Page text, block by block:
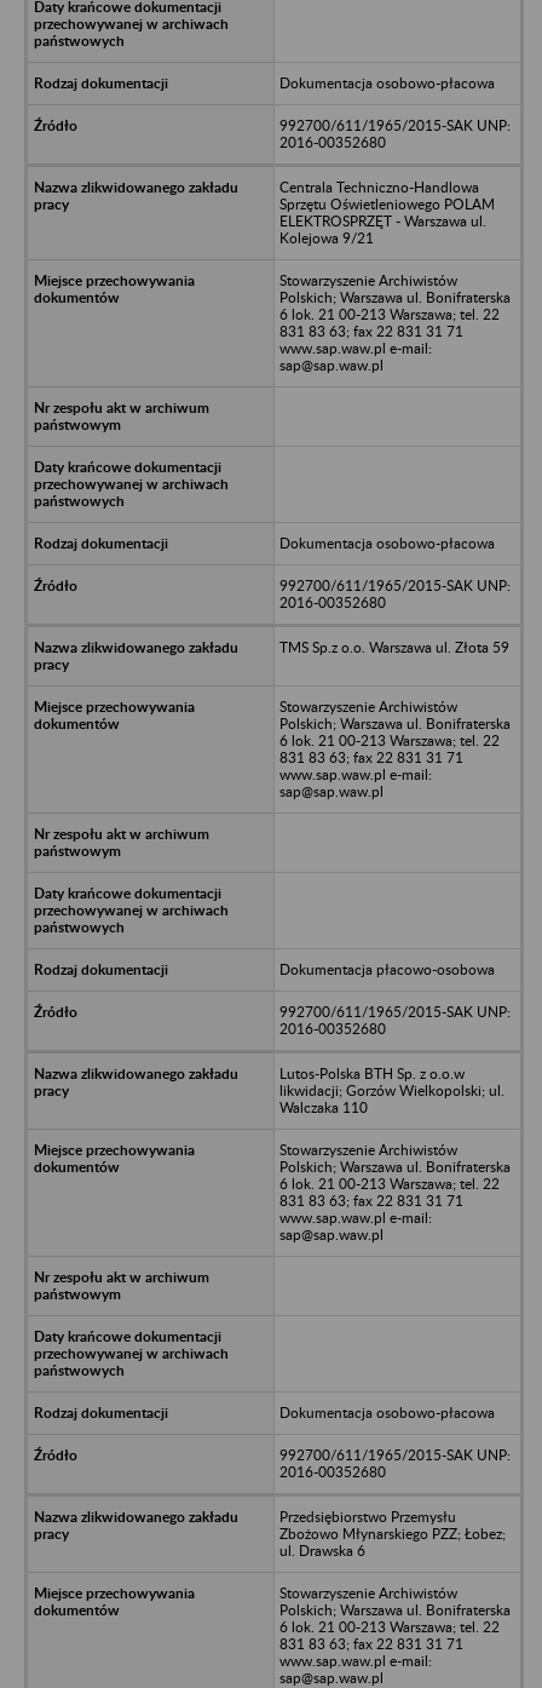
Dokumentacja osobowo-płacowa
992700/611/1965/2015-SAK UNP:
2016-00352680
Centrala Techniczno-Handlowa
Sprzętu Oświetleniowego POLAM
ELEKTROSPRZĘT - Warszawa ul.
Kolejowa 9/21
Stowarzyszenie Archiwistów
Polskich; Warszawa ul. Bonifraterska
6 lok. 21 00-213 Warszawa; tel. 22
831 83 63; fax 22 831 31 71
www.sap.waw.pl e-mail:
sap@sap.waw.pl
Dokumentacja osobowo-płacowa
992700/611/1965/2015-SAK UNP:
2016-00352680
TMS Sp.z o.o. Warszawa ul. Złota 59
Stowarzyszenie Archiwistów
Polskich; Warszawa ul. Bonifraterska
6 lok. 21 00-213 Warszawa; tel. 22
831 83 63; fax 22 831 31 71
www.sap.waw.pl e-mail:
sap@sap.waw.pl
Dokumentacja płacowo-osobowa
992700/611/1965/2015-SAK UNP:
2016-00352680
Lutos-Polska BTH Sp. z o.o.w
likwidacji; Gorzów Wielkopolski; ul.
Walczaka 110
Stowarzyszenie Archiwistów
Polskich; Warszawa ul. Bonifraterska
6 lok. 21 00-213 Warszawa; tel. 22
831 83 63; fax 22 831 31 71
www.sap.waw.pl e-mail:
sap@sap.waw.pl
Dokumentacja osobowo-płacowa
992700/611/1965/2015-SAK UNP:
2016-00352680
Przedsiębiorstwo Przemysłu
Zbożowo Młynarskiego PZZ; Łobez;
ul. Drawska 6
Stowarzyszenie Archiwistów
Polskich; Warszawa ul. Bonifraterska
6 lok. 21 00-213 Warszawa; tel. 22
831 83 63; fax 22 831 31 71
www.sap.waw.pl e-mail:
sap@sap.waw.pl